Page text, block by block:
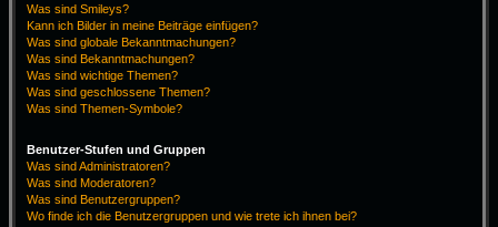
Was sind Smileys?
Kann ich Bilder in meine Beiträge einfügen?
Was sind globale Bekanntmachungen?
Was sind Bekanntmachungen?
Was sind wichtige Themen?
Was sind geschlossene Themen?
Was sind Themen-Symbole?
Benutzer-Stufen und Gruppen
Was sind Administratoren?
Was sind Moderatoren?
Was sind Benutzergruppen?
Wo finde ich die Benutzergruppen und wie trete ich ihnen bei?